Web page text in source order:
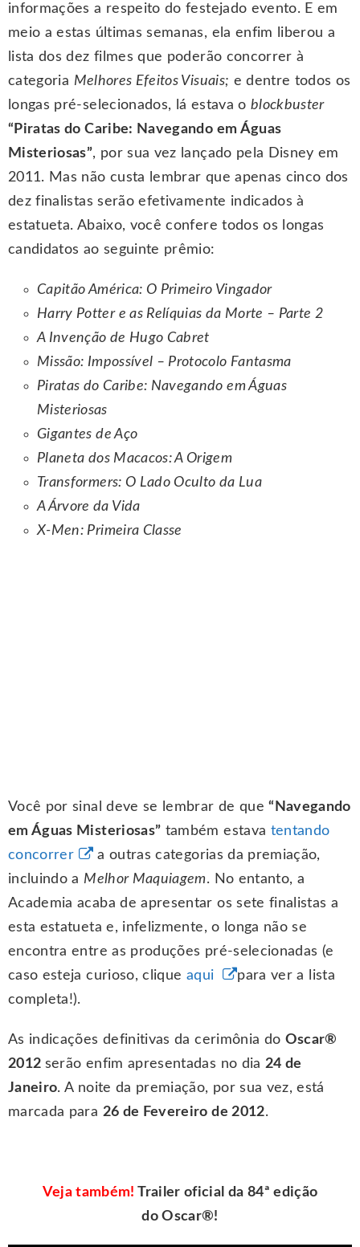
informações a respeito do festejado evento. E em
meio a estas últimas semanas, ela enfim liberou a
lista dos dez filmes que poderão concorrer à
categoria Melhores Efeitos Visuais; e dentre todos os
longas pré-selecionados, lá estava o blockbuster
“Piratas do Caribe: Navegando em Águas
Misteriosas”, por sua vez lançado pela Disney em
2011. Mas não custa lembrar que apenas cinco dos
dez finalistas serão efetivamente indicados à
estatueta. Abaixo, você confere todos os longas
candidatos ao seguinte prêmio:
Capitão América: O Primeiro Vingador
Harry Potter e as Relíquias da Morte – Parte 2
A Invenção de Hugo Cabret
Missão: Impossível – Protocolo Fantasma
Piratas do Caribe: Navegando em Águas
Misteriosas
Gigantes de Aço
Planeta dos Macacos: A Origem
Transformers: O Lado Oculto da Lua
A Árvore da Vida
X-Men: Primeira Classe
Você por sinal deve se lembrar de que“Navegando
em Águas Misteriosas” também estava tentando
concorrer
a outras categorias da premiação,
incluindo a Melhor Maquiagem. No entanto, a
Academia acaba de apresentar os sete finalistas a
esta estatueta e, infelizmente, o longa não se
encontra entre as produções pré-selecionadas (e
caso esteja curioso, clique aqui
para ver a lista
completa!).
As indicações definitivas da cerimônia do Oscar®
2012 serão enfim apresentadas no dia 24 de
Janeiro. A noite da premiação, por sua vez, está
marcada para 26 de Fevereiro de 2012.
Veja também! Trailer oficial da 84ª edição
do Oscar®!